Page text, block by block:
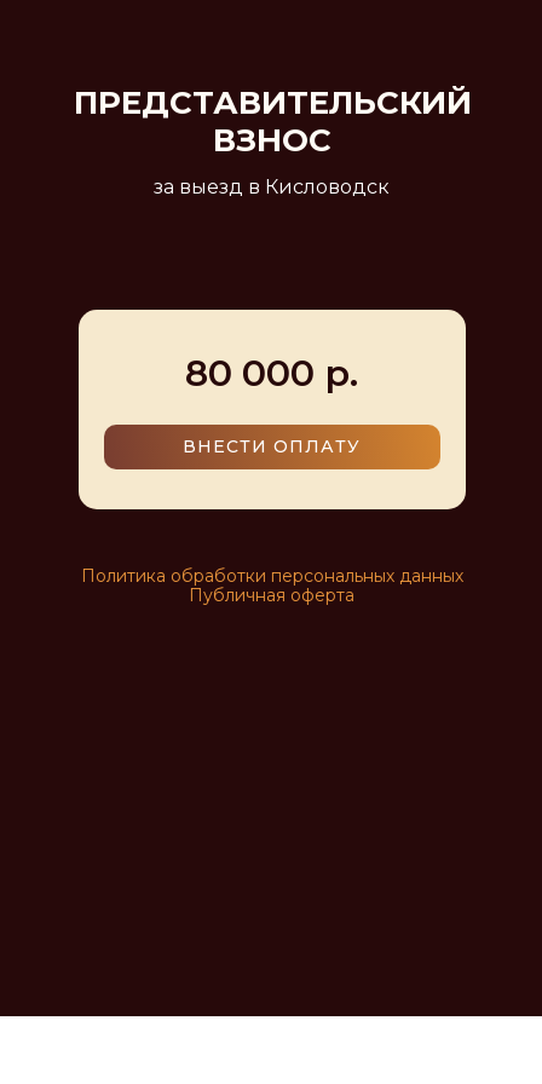
ПРЕДСТАВИТЕЛЬСКИЙ
ВЗНОС
Политика обработки персональных данных
Публичная оферта
80 000 р.
ВНЕСТИ ОПЛАТУ
за выезд в Кисловодск